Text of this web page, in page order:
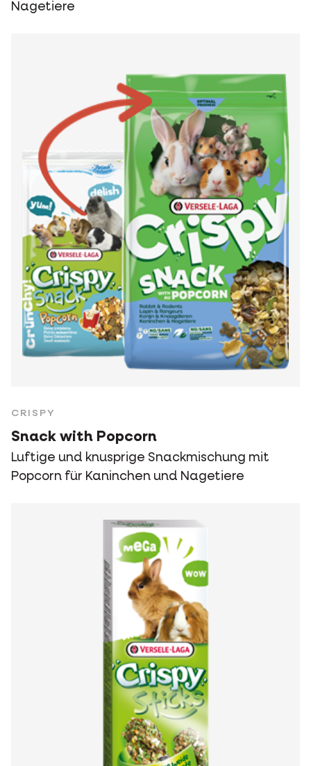
Nagetiere
CRISPY
Snack with Popcorn
Luftige und knusprige Snackmischung mit
Popcorn für Kaninchen und Nagetiere